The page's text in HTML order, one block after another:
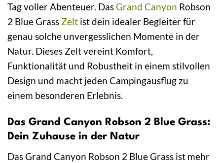
Tag voller Abenteuer. DasGrand Canyon Robson
2 Blue Grass Zelt ist dein idealer Begleiter für
genau solche unvergesslichen Momente in der
Natur. Dieses Zelt vereint Komfort,
Funktionalität und Robustheit in einem stilvollen
Design und macht jeden Campingausflug zu
einem besonderen Erlebnis.
Das Grand Canyon Robson 2 Blue Grass:
Dein Zuhause in der Natur
Das Grand Canyon Robson 2 Blue Grass ist mehr